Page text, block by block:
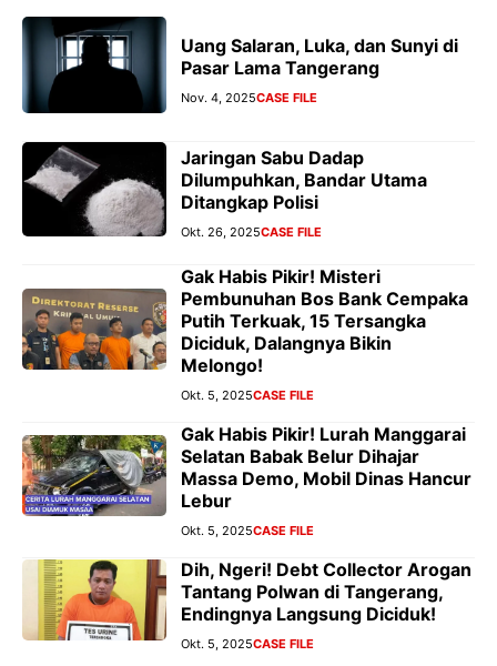
Uang Salaran, Luka, dan Sunyi di
Pasar Lama Tangerang
Nov. 4, 2025CASE FILE
Jaringan Sabu Dadap
Dilumpuhkan, Bandar Utama
Ditangkap Polisi
Okt. 26, 2025CASE FILE
Gak Habis Pikir! Misteri
Pembunuhan Bos Bank Cempaka
Putih Terkuak, 15 Tersangka
Diciduk, Dalangnya Bikin
Melongo!
Okt. 5, 2025CASE FILE
Gak Habis Pikir! Lurah Manggarai
Selatan Babak Belur Dihajar
Massa Demo, Mobil Dinas Hancur
Lebur
Okt. 5, 2025CASE FILE
Dih, Ngeri! Debt Collector Arogan
Tantang Polwan di Tangerang,
Endingnya Langsung Diciduk!
Okt. 5, 2025CASE FILE